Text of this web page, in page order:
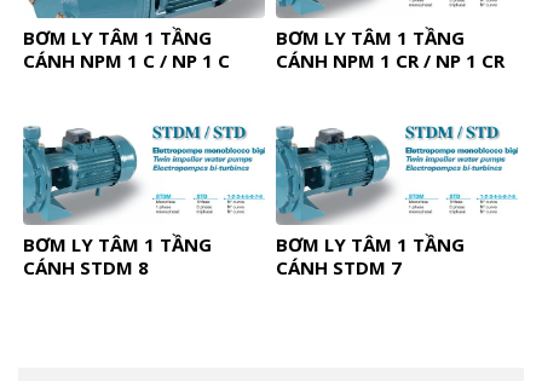
BƠM LY TÂM 1 TẦNG
CÁNH NPM 1 C / NP 1 C
BƠM LY TÂM 1 TẦNG
CÁNH NPM 1 CR / NP 1 CR
BƠM LY TÂM 1 TẦNG
CÁNH STDM 8
BƠM LY TÂM 1 TẦNG
CÁNH STDM 7